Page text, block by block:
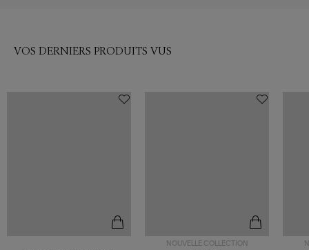
VOS DERNIERS PRODUITS VUS
NOUVELLE COLLECTION